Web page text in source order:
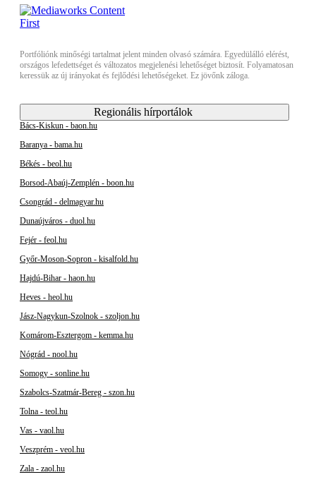
Portfóliónk minőségi tartalmat jelent minden olvasó számára. Egyedülálló elérést,
országos lefedettséget és változatos megjelenési lehetőséget biztosít. Folyamatosan
keressük az új irányokat és fejlődési lehetőségeket. Ez jövőnk záloga.
Regionális hírportálok
Bács-Kiskun - baon.hu
Baranya - bama.hu
Békés - beol.hu
Borsod-Abaúj-Zemplén - boon.hu
Csongrád - delmagyar.hu
Dunaújváros - duol.hu
Fejér - feol.hu
Győr-Moson-Sopron - kisalfold.hu
Hajdú-Bihar - haon.hu
Heves - heol.hu
Jász-Nagykun-Szolnok - szoljon.hu
Komárom-Esztergom - kemma.hu
Nógrád - nool.hu
Somogy - sonline.hu
Szabolcs-Szatmár-Bereg - szon.hu
Tolna - teol.hu
Vas - vaol.hu
Veszprém - veol.hu
Zala - zaol.hu